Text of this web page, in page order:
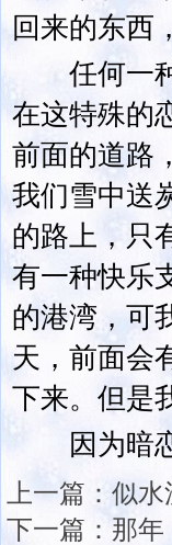
回来的东西
任何一种
在这特殊的
前面的道路
我们雪中送
的路上，只
有一种快乐
的港湾，可
天，前面会
下来。但是
因为暗恋
上一篇： 似水
下一篇： 那年